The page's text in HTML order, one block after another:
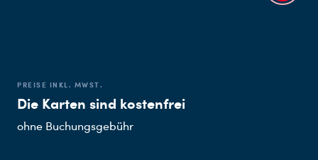
PREISE INKL. MWST.
Die Karten sind kostenfrei
ohne Buchungsgebühr